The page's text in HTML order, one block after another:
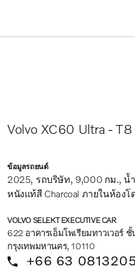
Volvo XC60 Ultra -
ข้อมูลรถยนต์
2025 รถบริษัท 9,000 กม. น้
หนังแท้สี Charcoal ภายในห้องโ
VOLVO SELEKT EXECUTIVE CAR
622 อาคารเอ็มโพเรียมทาวเวอร์
กรุงเทพมหานคร, 10110
+66 63